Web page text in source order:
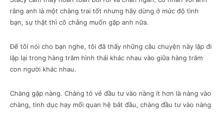
rằng anh là một chàng trai tốt nhưng hãy dừng ở mức độ tình
bạn, sự thật thì cô chẳng muốn gặp anh nữa.
Để tôi nói cho bạn nghe, tôi đã thấy những câu chuyện này lặp đi
lặp lại trong hàng trăm hình thái khác nhau vào giữa hàng trăm
con người khác nhau.
Chàng gặp nàng. Chàng tỏ vẻ đầu tư vào nàng ít hơn là nàng vào
chàng, tình dục hay mối quan hệ bắt đầu, chàng đầu tư vào nàng